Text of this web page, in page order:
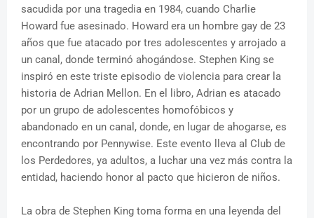
sacudida por una tragedia en 1984, cuando Charlie
Howard fue asesinado. Howard era un hombre gay de 23
años que fue atacado por tres adolescentes y arrojado a
un canal, donde terminó ahogándose. Stephen King se
inspiró en este triste episodio de violencia para crear la
historia de Adrian Mellon. En el libro, Adrian es atacado
por un grupo de adolescentes homofóbicos y
abandonado en un canal, donde, en lugar de ahogarse, es
encontrando por Pennywise. Este evento lleva al Club de
los Perdedores, ya adultos, a luchar una vez más contra la
entidad, haciendo honor al pacto que hicieron de niños.
La obra de Stephen King toma forma en una leyenda del